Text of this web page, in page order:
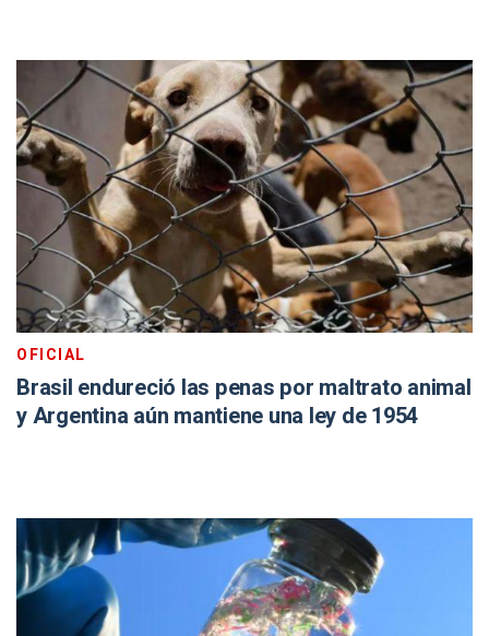
OFICIAL
Brasil endureció las penas por maltrato animal
y Argentina aún mantiene una ley de 1954